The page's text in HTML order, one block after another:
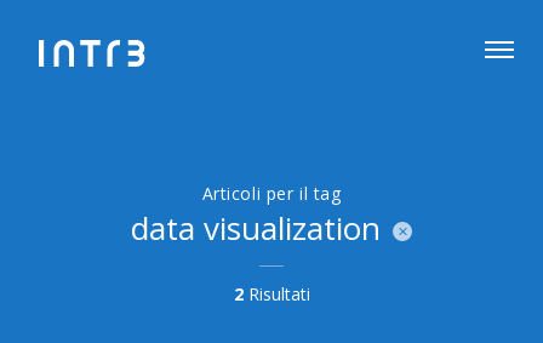
Articoli per il tag
data visualization
2Risultati